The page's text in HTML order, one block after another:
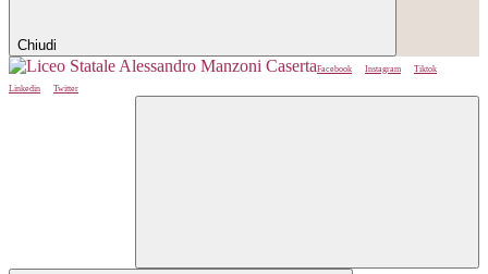
Chiudi
Facebook Instagram
Tiktok
Linkedin
Twitter